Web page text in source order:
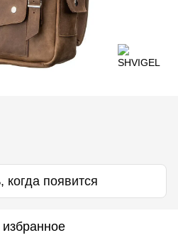
появится